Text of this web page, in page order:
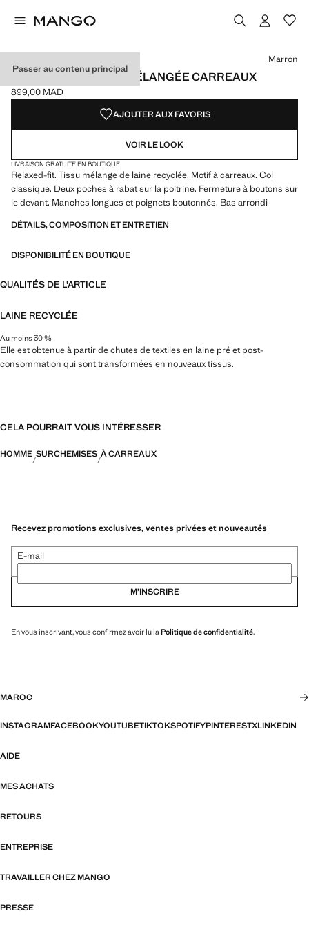
Passer au contenu principal
SURCHEMISE LAINE MÉLANGÉE CARREAUX
Prix actuel [899,00 MAD ]
899,00 MAD
Choisissez une couleur
Couleur Marron sélectionnée
Marron
AJOUTER AUX FAVORIS
VOIR LE LOOK
LIVRAISON GRATUITE EN BOUTIQUE
Relaxed-fit. Tissu mélange de laine recyclée. Motif à carreaux. Col
classique. Deux poches à rabat sur la poitrine. Fermeture à boutons sur
le devant. Manches longues et poignets boutonnés. Bas arrondi
DÉTAILS, COMPOSITION ET ENTRETIEN
DISPONIBILITÉ EN BOUTIQUE
QUALITÉS DE L'ARTICLE
LAINE RECYCLÉE
Au moins 30 %
Elle est obtenue à partir de chutes de textiles en laine pré et post-
consommation qui sont transformées en nouveaux tissus.
CELA POURRAIT VOUS INTÉRESSER
HOMME SURCHEMISES À CARREAUX
Recevez promotions exclusives, ventes privées et nouveautés
E-mail
M’INSCRIRE
En vous inscrivant, vous confirmez avoir lu laPolitique de confidentialité.
MAROC
INSTAGRAMFACEBOOKYOUTUBETIKTOKSPOTIFYPINTERESTXLINKEDIN
AIDE
MES ACHATS
RETOURS
ENTREPRISE
TRAVAILLER CHEZ MANGO
PRESSE